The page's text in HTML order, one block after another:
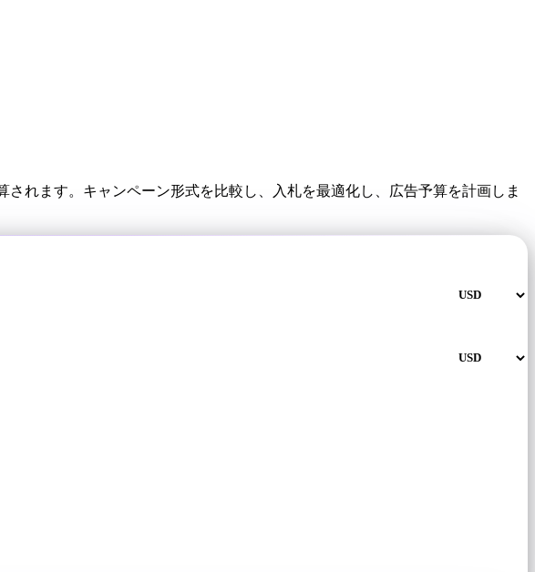
れます。キャンペーン形式を比較し、入札を最適化し、広告予算を計画しま